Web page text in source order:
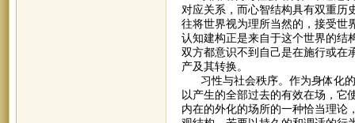
对应关系，而心智结构具有双重历
往将世界视为理所当然的，接受世
认知建构正是来自于这个世界的结
双方都意识不到自己是在施行或在
产及其转换。
习性与社会秩序。作为身体化的
以产生的全部过去的有效在场，它
内在的外化的场所的一种恰当理论